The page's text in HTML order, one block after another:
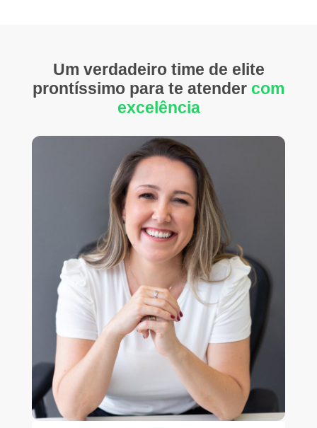
Um verdadeiro time de elite
prontíssimo para te atender com
excelência